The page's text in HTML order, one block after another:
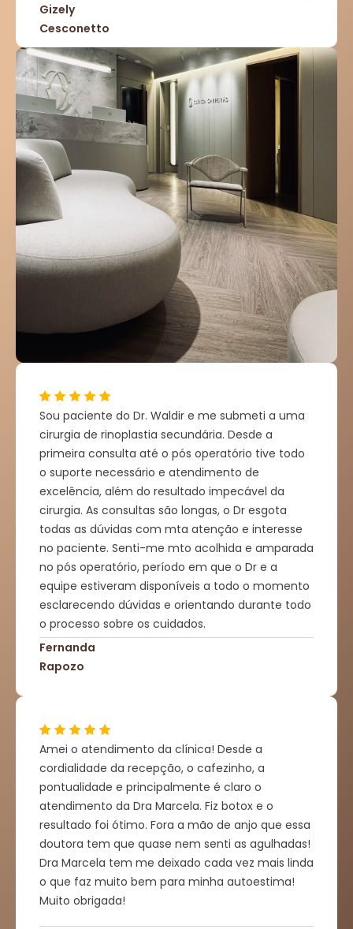
Gizely
Cesconetto
Sou paciente do Dr. Waldir e me submeti a uma
cirurgia de rinoplastia secundária. Desde a
primeira consulta até o pós operatório tive todo
o suporte necessário e atendimento de
excelência, além do resultado impecável da
cirurgia. As consultas são longas, o Dr esgota
todas as dúvidas com mta atenção e interesse
no paciente. Senti-me mto acolhida e amparada
no pós operatório, período em que o Dr e a
equipe estiveram disponíveis a todo o momento
esclarecendo dúvidas e orientando durante todo
o processo sobre os cuidados.
Fernanda
Rapozo
Amei o atendimento da clínica! Desde a
cordialidade da recepção, o cafezinho, a
pontualidade e principalmente é claro o
atendimento da Dra Marcela. Fiz botox e o
resultado foi ótimo. Fora a mão de anjo que essa
doutora tem que quase nem senti as agulhadas!
Dra Marcela tem me deixado cada vez mais linda
o que faz muito bem para minha autoestima!
Muito obrigada!